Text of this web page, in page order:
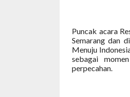
Puncak acara
Semarang dan
Menuju
sebagai
perpecahan.